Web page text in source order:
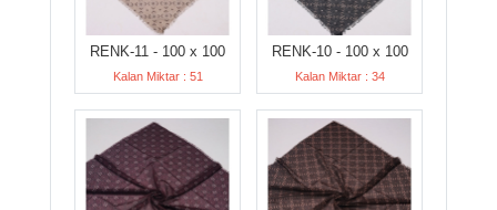
RENK-11 - 100 x 100
Kalan Miktar : 51
RENK-10 - 100 x 100
Kalan Miktar : 34